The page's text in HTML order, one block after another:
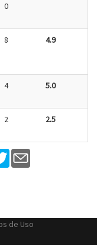
0
8 4.9
4 5.0
2 2.5
de Uso